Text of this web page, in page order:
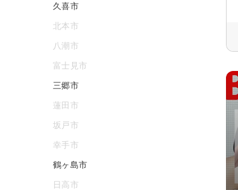
久喜市
北本市
八潮市
富士見市
三郷市
蓮田市
坂戸市
幸手市
鶴ヶ島市
日高市